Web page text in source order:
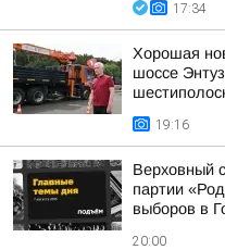
17:34
Хорошая
шоссе
19:16
Верховный
партии
выборов в
20:00